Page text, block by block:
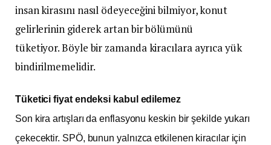
insan kirasını nasıl ödeyeceğini bilmiyor, konut
gelirlerinin giderek artan bir bölümünü
tüketiyor. Böyle bir zamanda kiracılara ayrıca yük
bindirilmemelidir.
Tüketici fiyat endeksi kabul edilemez
Son kira artışları da enflasyonu keskin bir şekilde yukarı
çekecektir. SPÖ, bunun yalnızca etkilenen kiracılar için